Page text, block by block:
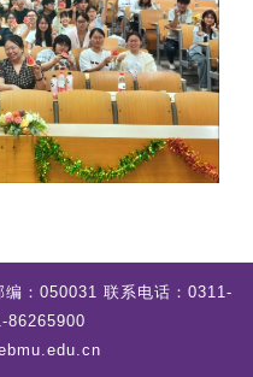
：050031 联系电话：0311-
86265900